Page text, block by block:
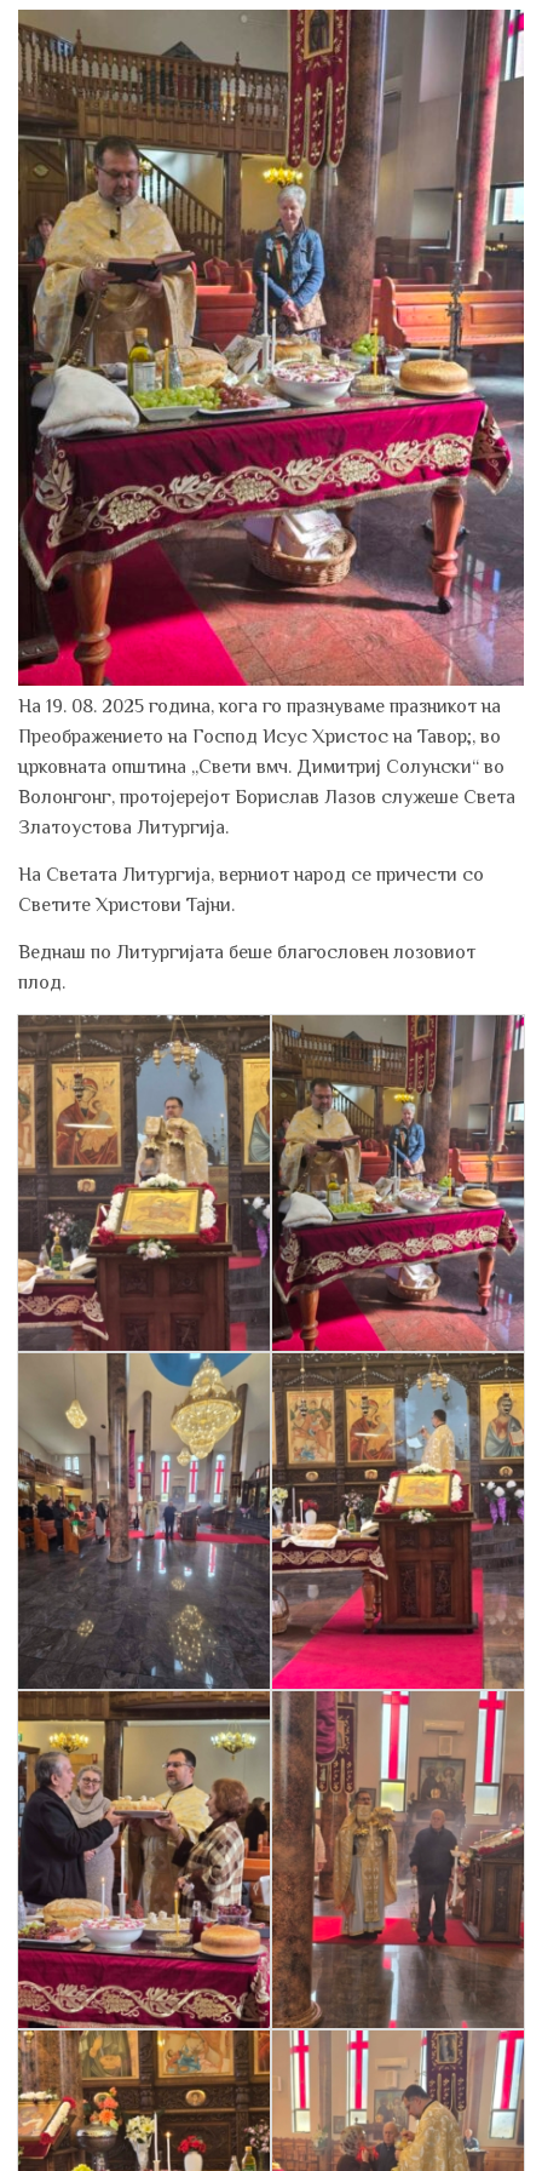
На 19. 08. 2025 година, кога го празнуваме празникот на
Преображението на Господ Исус Христос на Тавор;, во
црковната општина „Свети вмч. Димитриј Солунски“ во
Волонгонг, протојерејот Борислав Лазов служеше Света
Златоустова Литургија.
На Светата Литургија, верниот народ се причести со
Светите Христови Тајни.
Веднаш по Литургијата беше благословен лозовиот
плод.